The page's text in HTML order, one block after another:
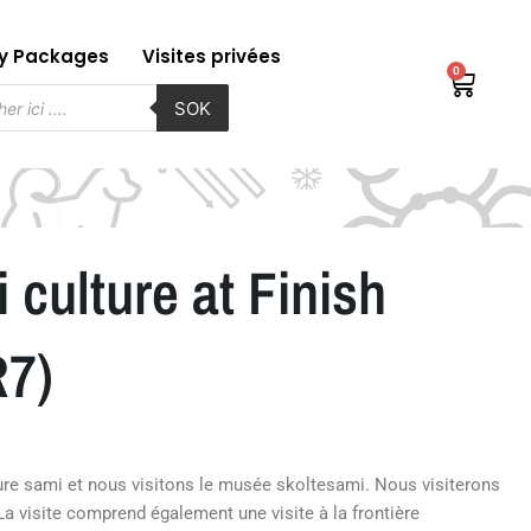
Packages Visites privées
SOK
0
culture at Finish
sami et nous visitons le musée skoltesami. Nous visiterons
visite comprend également une visite à la frontière